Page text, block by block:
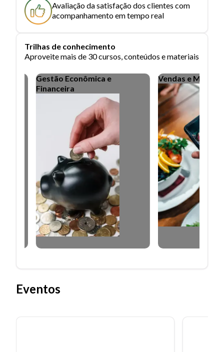
Avaliação da satisfação dos clientes com
acompanhamento em tempo real
Trilhas de conhecimento
Aproveite mais de 30 cursos, conteúdos e materiais
Gestão Econômica e
Financeira
Vendas e Marketing
Eventos